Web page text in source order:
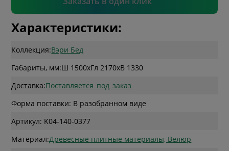
Характеристики:
Коллекция:Вэри Бед
Габариты, мм:Ш 1500xГл 2170xВ 1330
Доставка:Поставляется_под_заказ
Форма поставки: В разобранном виде
Артикул: K04-140-0377
Материал:Древесные плитные материалы, Велюр